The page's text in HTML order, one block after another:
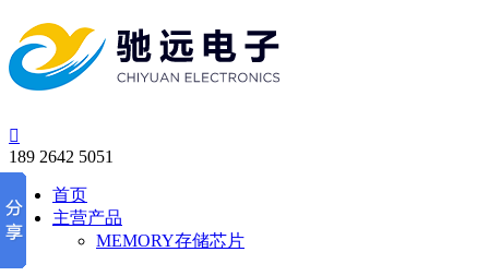

189 2642 5051
首页
主营产品
MEMORY存储芯片